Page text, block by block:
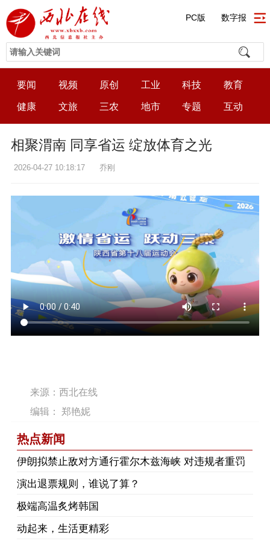
PC版 数字报
要闻 视频 原创 工业 科技 教育
健康 文旅 三农 地市 专题 互动
相聚渭南 同享省运 绽放体育之光
2026-04-27 10:18:17 乔刚
来源：西北在线
编辑： 郑艳妮
热点新闻
伊朗拟禁止敌对方通行霍尔木兹海峡 对违规者重罚
演出退票规则，谁说了算？
极端高温炙烤韩国
动起来，生活更精彩